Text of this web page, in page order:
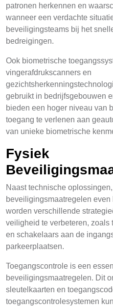
patronen herkennen en
wanneer een verdachte
beveiligingsteams bij het
bedreigingen.
Ook biometrische
vingerafdrukscanners en
gebruikt in bedrijfsgebouwen
bieden een hoger niveau van
toegang te verlenen aan
van unieke biometrische
Fysiek
Naast technische
beveiligingsmaatregelen even
worden verschillende
veiligheid te verbeteren, zoals
en schakelaars aan de
parkeerplaatsen.
Toegangscontrole is een
beveiligingsmaatregelen. Dit
sleutelkaarten en
toegangscontrolesystemen